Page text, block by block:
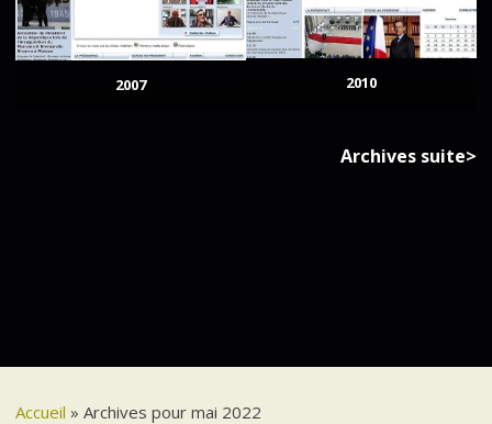
2007 2010
Archives suite>
Accueil »Archives pour mai 2022